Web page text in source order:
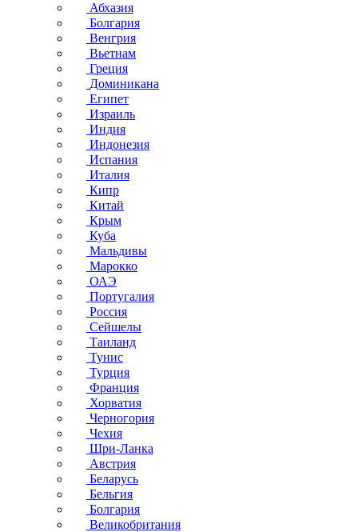
Абхазия
Болгария
Венгрия
Вьетнам
Греция
Доминикана
Египет
Израиль
Индия
Индонезия
Испания
Италия
Кипр
Китай
Крым
Куба
Мальдивы
Марокко
ОАЭ
Португалия
Россия
Сейшелы
Таиланд
Тунис
Турция
Франция
Хорватия
Черногория
Чехия
Шри-Ланка
Австрия
Беларусь
Бельгия
Болгария
Великобритания